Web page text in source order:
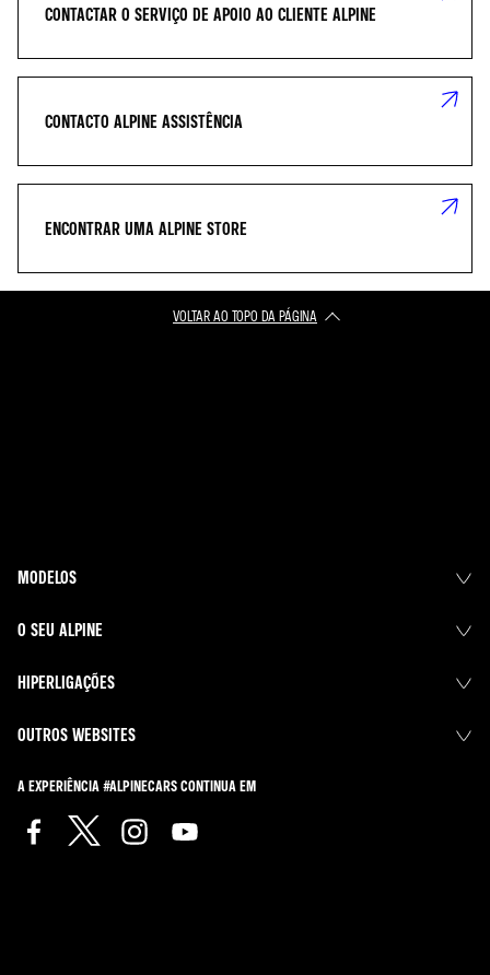
CONTACTAR O SERVIÇO DE APOIO AO CLIENTE ALPINE
CONTACTO ALPINE ASSISTÊNCIA
ENCONTRAR UMA ALPINE STORE
VOLTAR AO TOPO DA PÁGINA
MODELOS
O SEU ALPINE
HIPERLIGAÇÕES
OUTROS WEBSITES
A EXPERIÊNCIA #ALPINECARS CONTINUA EM